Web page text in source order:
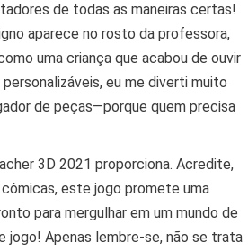
de todas as maneiras certas!
aparece no rosto da professora,
uma criança que acabou de ouvir
eu me diverti muito
de peças—porque quem precisa
3D 2021 proporciona. Acredite,
este jogo promete uma
para mergulhar em um mundo de
jogo! Apenas lembre-se, não se trata